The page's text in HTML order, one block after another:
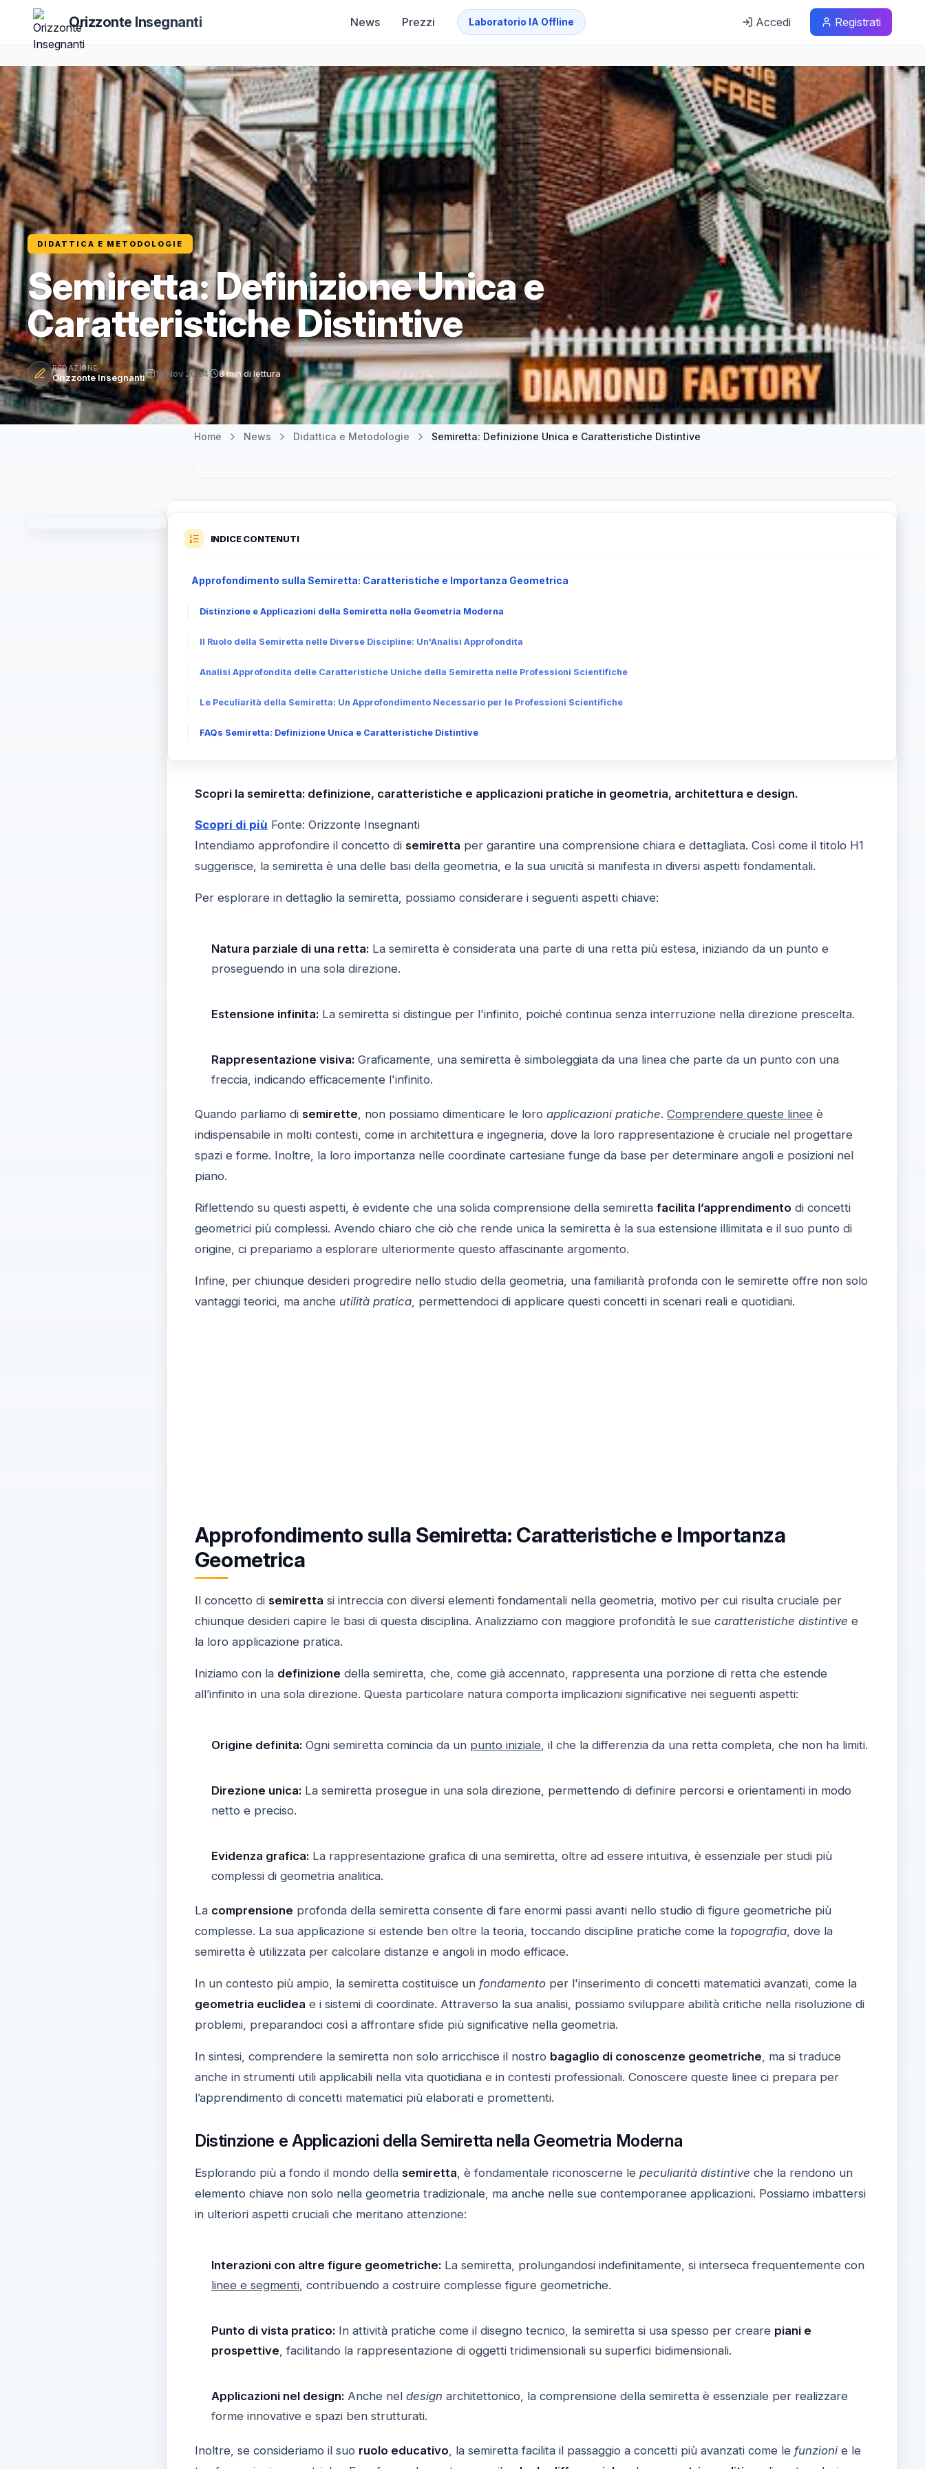
Orizzonte Insegnanti News Prezzi Laboratorio IA Offline Accedi Registrati
DIDATTICA E METODOLOGIE
Semiretta: Definizione Unica e
Caratteristiche Distintive
REDAZIONE
Orizzonte Insegnanti 16 Nov 2024 8 min di lettura
Home News Didattica e Metodologie Semiretta: Definizione Unica e Caratteristiche Distintive
INDICE CONTENUTI
Approfondimento sulla Semiretta: Caratteristiche e Importanza Geometrica
Distinzione e Applicazioni della Semiretta nella Geometria Moderna
Il Ruolo della Semiretta nelle Diverse Discipline: Un'Analisi Approfondita
Analisi Approfondita delle Caratteristiche Uniche della Semiretta nelle Professioni Scientifiche
Le Peculiarità della Semiretta: Un Approfondimento Necessario per le Professioni Scientifiche
FAQs Semiretta: Definizione Unica e Caratteristiche Distintive
Scopri la semiretta: definizione, caratteristiche e applicazioni pratiche in geometria, architettura e design.
Scopri di più Fonte: Orizzonte Insegnanti
Intendiamo approfondire il concetto di semiretta per garantire una comprensione chiara e dettagliata. Così come il titolo H1
suggerisce, la semiretta è una delle basi della geometria, e la sua unicità si manifesta in diversi aspetti fondamentali.
Per esplorare in dettaglio la semiretta, possiamo considerare i seguenti aspetti chiave:
Natura parziale di una retta:La semiretta è considerata una parte di una retta più estesa, iniziando da un punto e
proseguendo in una sola direzione.
Estensione infinita:La semiretta si distingue per l'infinito, poiché continua senza interruzione nella direzione prescelta.
Rappresentazione visiva:Graficamente, una semiretta è simboleggiata da una linea che parte da un punto con una
freccia, indicando efficacemente l'infinito.
Quando parliamo di semirette, non possiamo dimenticare le loro applicazioni pratiche. Comprendere queste lineeè
indispensabile in molti contesti, come in architettura e ingegneria, dove la loro rappresentazione è cruciale nel progettare
spazi e forme. Inoltre, la loro importanza nelle coordinate cartesiane funge da base per determinare angoli e posizioni nel
piano.
Riflettendo su questi aspetti, è evidente che una solida comprensione della semiretta facilita l’apprendimento di concetti
geometrici più complessi. Avendo chiaro che ciò che rende unica la semiretta è la sua estensione illimitata e il suo punto di
origine, ci prepariamo a esplorare ulteriormente questo affascinante argomento.
Infine, per chiunque desideri progredire nello studio della geometria, una familiarità profonda con le semirette offre non solo
vantaggi teorici, ma anche utilità pratica, permettendoci di applicare questi concetti in scenari reali e quotidiani.
Approfondimento sulla Semiretta: Caratteristiche e Importanza
Geometrica
Il concetto di semiretta si intreccia con diversi elementi fondamentali nella geometria, motivo per cui risulta cruciale per
chiunque desideri capire le basi di questa disciplina. Analizziamo con maggiore profondità le sue caratteristiche distintive e
la loro applicazione pratica.
Iniziamo con la definizione della semiretta, che, come già accennato, rappresenta una porzione di retta che estende
all’infinito in una sola direzione. Questa particolare natura comporta implicazioni significative nei seguenti aspetti:
Origine definita:Ogni semiretta comincia da un punto iniziale, il che la differenzia da una retta completa, che non ha limiti.
Direzione unica:La semiretta prosegue in una sola direzione, permettendo di definire percorsi e orientamenti in modo
netto e preciso.
Evidenza grafica:La rappresentazione grafica di una semiretta, oltre ad essere intuitiva, è essenziale per studi più
complessi di geometria analitica.
La comprensione profonda della semiretta consente di fare enormi passi avanti nello studio di figure geometriche più
complesse. La sua applicazione si estende ben oltre la teoria, toccando discipline pratiche come la topografia, dove la
semiretta è utilizzata per calcolare distanze e angoli in modo efficace.
In un contesto più ampio, la semiretta costituisce un fondamentoper l'inserimento di concetti matematici avanzati, come la
geometria euclidea e i sistemi di coordinate. Attraverso la sua analisi, possiamo sviluppare abilità critiche nella risoluzione di
problemi, preparandoci così a affrontare sfide più significative nella geometria.
In sintesi, comprendere la semiretta non solo arricchisce il nostro bagaglio di conoscenze geometriche , ma si traduce
anche in strumenti utili applicabili nella vita quotidiana e in contesti professionali. Conoscere queste linee ci prepara per
l’apprendimento di concetti matematici più elaborati e promettenti.
Distinzione e Applicazioni della Semiretta nella Geometria Moderna
Esplorando più a fondo il mondo della semiretta , è fondamentale riconoscerne le peculiarità distintive che la rendono un
elemento chiave non solo nella geometria tradizionale, ma anche nelle sue contemporanee applicazioni. Possiamo imbattersi
in ulteriori aspetti cruciali che meritano attenzione:
Interazioni con altre figure geometriche:La semiretta, prolungandosi indefinitamente, si interseca frequentemente con
linee e segmenti, contribuendo a costruire complesse figure geometriche.
Punto di vista pratico:In attività pratiche come il disegno tecnico, la semiretta si usa spesso per creare piani e
prospettive , facilitando la rappresentazione di oggetti tridimensionali su superfici bidimensionali.
Applicazioni nel design:Anche nel design architettonico, la comprensione della semiretta è essenziale per realizzare
forme innovative e spazi ben strutturati.
Inoltre, se consideriamo il suo ruolo educativo , la semiretta facilita il passaggio a concetti più avanzati come le funzionie le